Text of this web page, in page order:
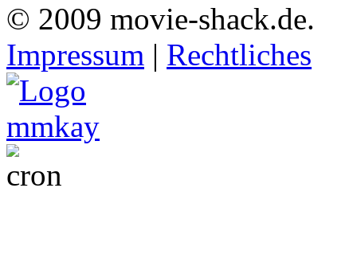
© 2009 movie-shack.de.
Impressum | Rechtliches